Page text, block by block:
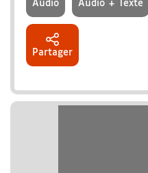
Audio Audio + Texte
Partager